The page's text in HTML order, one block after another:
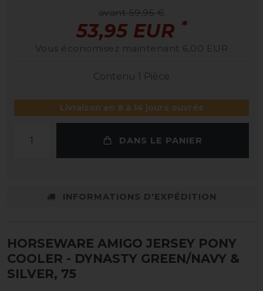
avant 59,95 €
53,95 EUR *
Vous économisez maintenant 6,00 EUR
Contenu 1 Pièce
Livraison en 8 à 14 jours ouvrés
DANS LE PANIER
INFORMATIONS D'EXPÉDITION
HORSEWARE AMIGO JERSEY PONY
COOLER - DYNASTY GREEN/NAVY &
SILVER, 75